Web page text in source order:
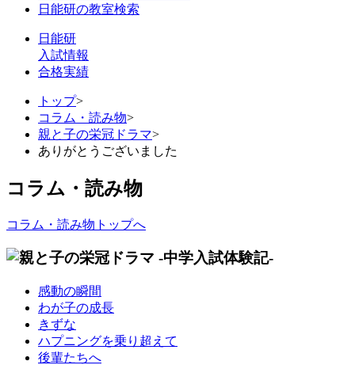
日能研の教室検索
日能研
入試情報
合格実績
トップ>
コラム・読み物>
親と子の栄冠ドラマ>
ありがとうございました
コラム・読み物
コラム・読み物トップへ
感動の瞬間
わが子の成長
きずな
ハプニングを乗り超えて
後輩たちへ